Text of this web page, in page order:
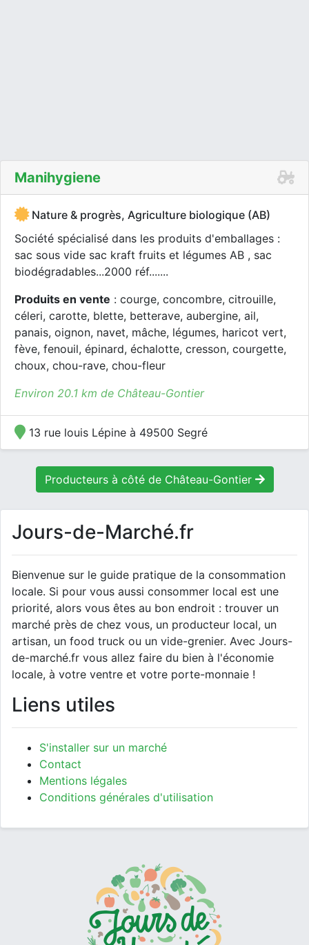
Manihygiene
Nature & progrès, Agriculture biologique (AB)
Société spécialisé dans les produits d'emballages :
sac sous vide sac kraft fruits et légumes AB , sac
biodégradables...2000 réf.......
Produits en vente : courge, concombre, citrouille,
céleri, carotte, blette, betterave, aubergine, ail,
panais, oignon, navet, mâche, légumes, haricot vert,
fève, fenouil, épinard, échalotte, cresson, courgette,
choux, chou-rave, chou-fleur
Environ 20.1 km de Château-Gontier
13 rue louis Lépine à 49500 Segré
Producteurs à côté de Château-Gontier
Jours-de-Marché.fr
Bienvenue sur le guide pratique de la consommation
locale. Si pour vous aussi consommer local est une
priorité, alors vous êtes au bon endroit : trouver un
marché près de chez vous, un producteur local, un
artisan, un food truck ou un vide-grenier. Avec Jours-
de-marché.fr vous allez faire du bien à l'économie
locale, à votre ventre et votre porte-monnaie !
Liens utiles
S'installer sur un marché
Contact
Mentions légales
Conditions générales d'utilisation